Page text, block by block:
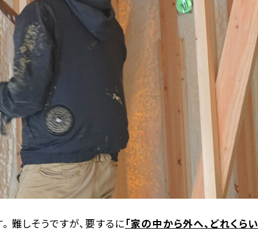
難しそうですが、要するに「家の中から外へ、どれくらい